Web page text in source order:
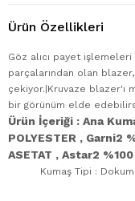
Ürün Özellikleri
Göz alıcı payet
parçalarından olan
çekiyor.|Kruvaze blazer'ı
bir görünüm elde
Ürün İçeriği : Ana
POLYESTER , Garni2
ASETAT , Astar2 %100
Kumaş Tipi :